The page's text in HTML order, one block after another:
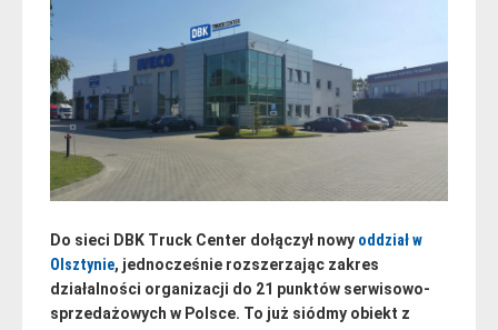
Do sieci DBK Truck Center dołączył nowy oddział w
Olsztynie, jednocześnie rozszerzając zakres
działalności organizacji do 21 punktów serwisowo-
sprzedażowych w Polsce. To już siódmy obiekt z